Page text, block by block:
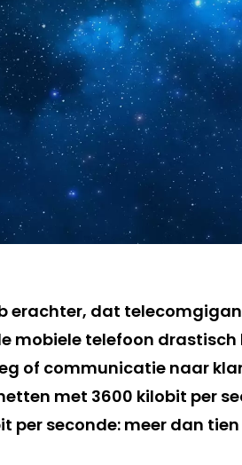
erachter, dat
mobiele telefoon
of communicatie naar
met 3600 kilobit per
seconde: meer dan tien